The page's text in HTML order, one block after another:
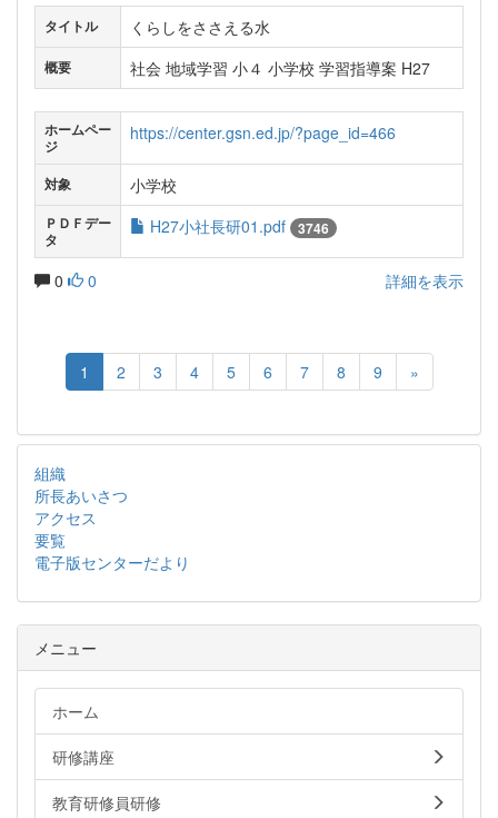
タイトル くらしをささえる水
概要 社会 地域学習 小４ 小学校 学習指導案 H27
ホームペー
ジ
https://center.gsn.ed.jp/?page_id=466
対象 小学校
ＰＤＦデー
タ
H27小社長研01.pdf 3746
0 0 詳細を表示
1 2 3 4 5 6 7 8 9 »
組織
所長あいさつ
アクセス
要覧
電子版センターだより
メニュー
ホーム
研修講座
教育研修員研修